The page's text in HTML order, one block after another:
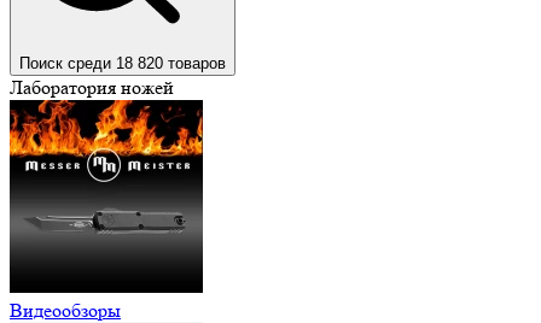
Поиск среди 18 820 товаров
Лаборатория ножей
Видеообзоры